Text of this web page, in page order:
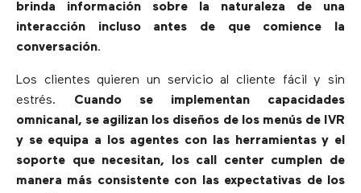
brinda información sobre la naturaleza de una
interacción incluso antes de que comience la
conversación.
Los clientes quieren un servicio al cliente fácil y sin
estrés. Cuando se implementan capacidades
omnicanal, se agilizan los diseños de los menús de IVR
y se equipa a los agentes con las herramientas y el
soporte que necesitan, los call center cumplen de
manera más consistente con las expectativas de los